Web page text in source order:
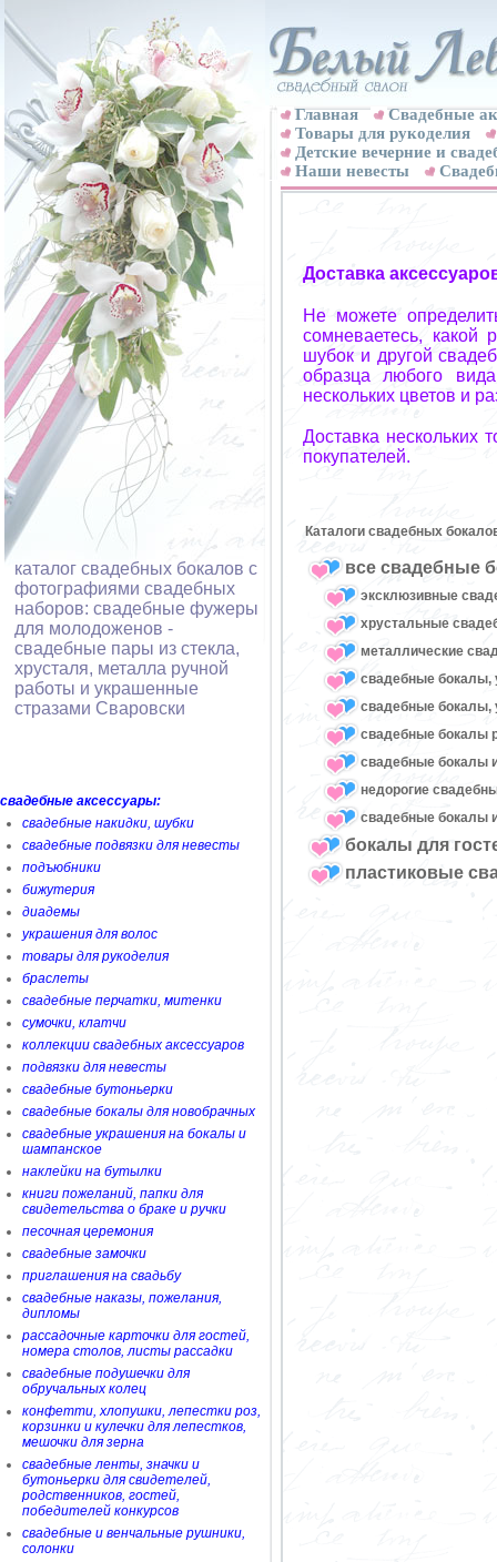
каталог свадебных бокалов с
фотографиями свадебных
наборов: свадебные фужеры
для молодоженов -
свадебные пары из стекла,
хрусталя, металла ручной
работы и украшенные
стразами Сваровски
свадебные аксессуары:
свадебные накидки, шубки
свадебные подвязки для невесты
подъюбники
бижутерия
диадемы
украшения для волос
товары для рукоделия
браслеты
свадебные перчатки, митенки
сумочки, клатчи
коллекции свадебных аксессуаров
подвязки для невесты
свадебные бутоньерки
свадебные бокалы для новобрачных
свадебные украшения на бокалы и
шампанское
наклейки на бутылки
книги пожеланий, папки для
свидетельства о браке и ручки
песочная церемония
свадебные замочки
приглашения на свадьбу
свадебные наказы, пожелания,
дипломы
рассадочные карточки для гостей,
номера столов, листы рассадки
свадебные подушечки для
обручальных колец
конфетти, хлопушки, лепестки роз,
корзинки и кулечки для лепестков,
мешочки для зерна
свадебные ленты, значки и
бутоньерки для свидетелей,
родственников, гостей,
победителей конкурсов
свадебные и венчальные рушники,
солонки
Главная
Свадебные
Товары для рукоделия
Детские вечерние и
Наши невесты
Доставка
Не можете
сомневаетесь, какой
шубок и другой
образца любого
нескольких цветов и
Доставка нескольких
покупателей.
Каталоги свадебных
все свадебные
эксклюзивные
хрустальные
металлические
свадебные бокалы,
свадебные бокалы,
свадебные бокалы
свадебные бокалы
недорогие
свадебные бокалы
бокалы для
пластиковые